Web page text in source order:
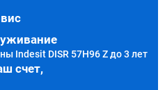
Indesit DISR 57H96 Z до 3 лет
счет,